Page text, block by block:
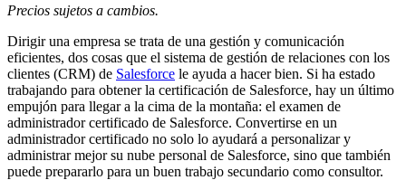
Precios sujetos a cambios.
Dirigir una empresa se trata de una gestión y comunicación
eficientes, dos cosas que el sistema de gestión de relaciones con los
clientes (CRM) de Salesforce le ayuda a hacer bien. Si ha estado
trabajando para obtener la certificación de Salesforce, hay un último
empujón para llegar a la cima de la montaña: el examen de
administrador certificado de Salesforce. Convertirse en un
administrador certificado no solo lo ayudará a personalizar y
administrar mejor su nube personal de Salesforce, sino que también
puede prepararlo para un buen trabajo secundario como consultor.